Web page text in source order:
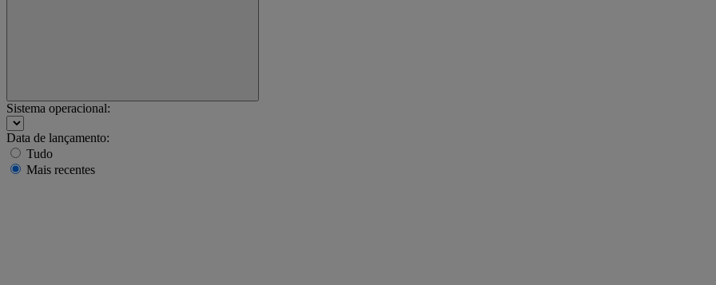
Sistema operacional:
Data de lançamento:
Tudo
Mais recentes